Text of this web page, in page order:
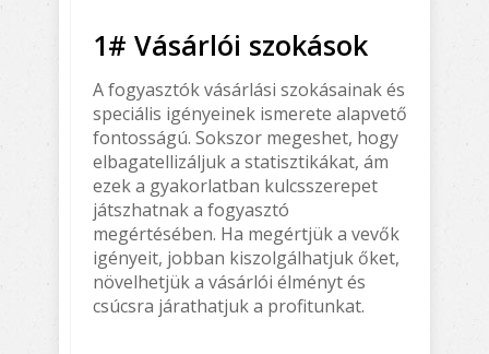
1# Vásárlói szokások
A fogyasztók vásárlási szokásainak és
speciális igényeinek ismerete alapvető
fontosságú. Sokszor megeshet, hogy
elbagatellizáljuk a statisztikákat, ám
ezek a gyakorlatban kulcsszerepet
játszhatnak a fogyasztó
megértésében. Ha megértjük a vevők
igényeit, jobban kiszolgálhatjuk őket,
növelhetjük a vásárlói élményt és
csúcsra járathatjuk a profitunkat.